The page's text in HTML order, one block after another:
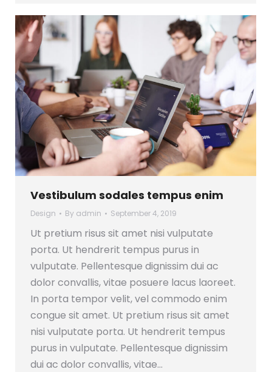
Vestibulum sodales tempus enim
Design By admin September 4, 2019
Ut pretium risus sit amet nisi vulputate
porta. Ut hendrerit tempus purus in
vulputate. Pellentesque dignissim dui ac
dolor convallis, vitae posuere lacus laoreet.
In porta tempor velit, vel commodo enim
congue sit amet. Ut pretium risus sit amet
nisi vulputate porta. Ut hendrerit tempus
purus in vulputate. Pellentesque dignissim
dui ac dolor convallis, vitae…